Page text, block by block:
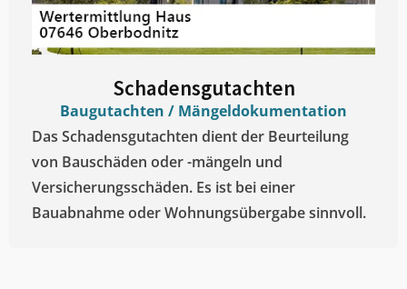
Schadensgutachten
Baugutachten / Mängeldokumentation
Das Schadensgutachten dient der Beurteilung
von Bauschäden oder -mängeln und
Versicherungsschäden. Es ist bei einer
Bauabnahme oder Wohnungsübergabe sinnvoll.